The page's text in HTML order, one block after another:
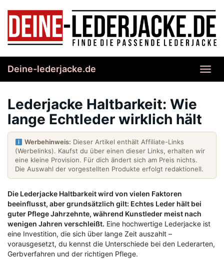
content
Deine-lederjacke.de
Lederjacke Haltbarkeit: Wie
lange Echtleder wirklich hält
Werbehinweis: Dieser Artikel enthält Affiliate-Links
(Werbelinks). Kaufst du über einen dieser Links, erhalten wir
eine kleine Provision. Für dich ändert sich am Preis nichts.
Die Auswahl der vorgestellten Produkte erfolgt redaktionell.
Die Lederjacke Haltbarkeit wird von vielen Faktoren
beeinflusst, aber grundsätzlich gilt: Echtes Leder hält bei
guter Pflege Jahrzehnte, während Kunstleder meist nach
wenigen Jahren verschleißt. Eine hochwertige Lederjacke ist
eine Investition, die sich über lange Zeit auszahlt –
vorausgesetzt, du kennst die Unterschiede bei den Lederarten,
Gerbverfahren und der richtigen Pflege.